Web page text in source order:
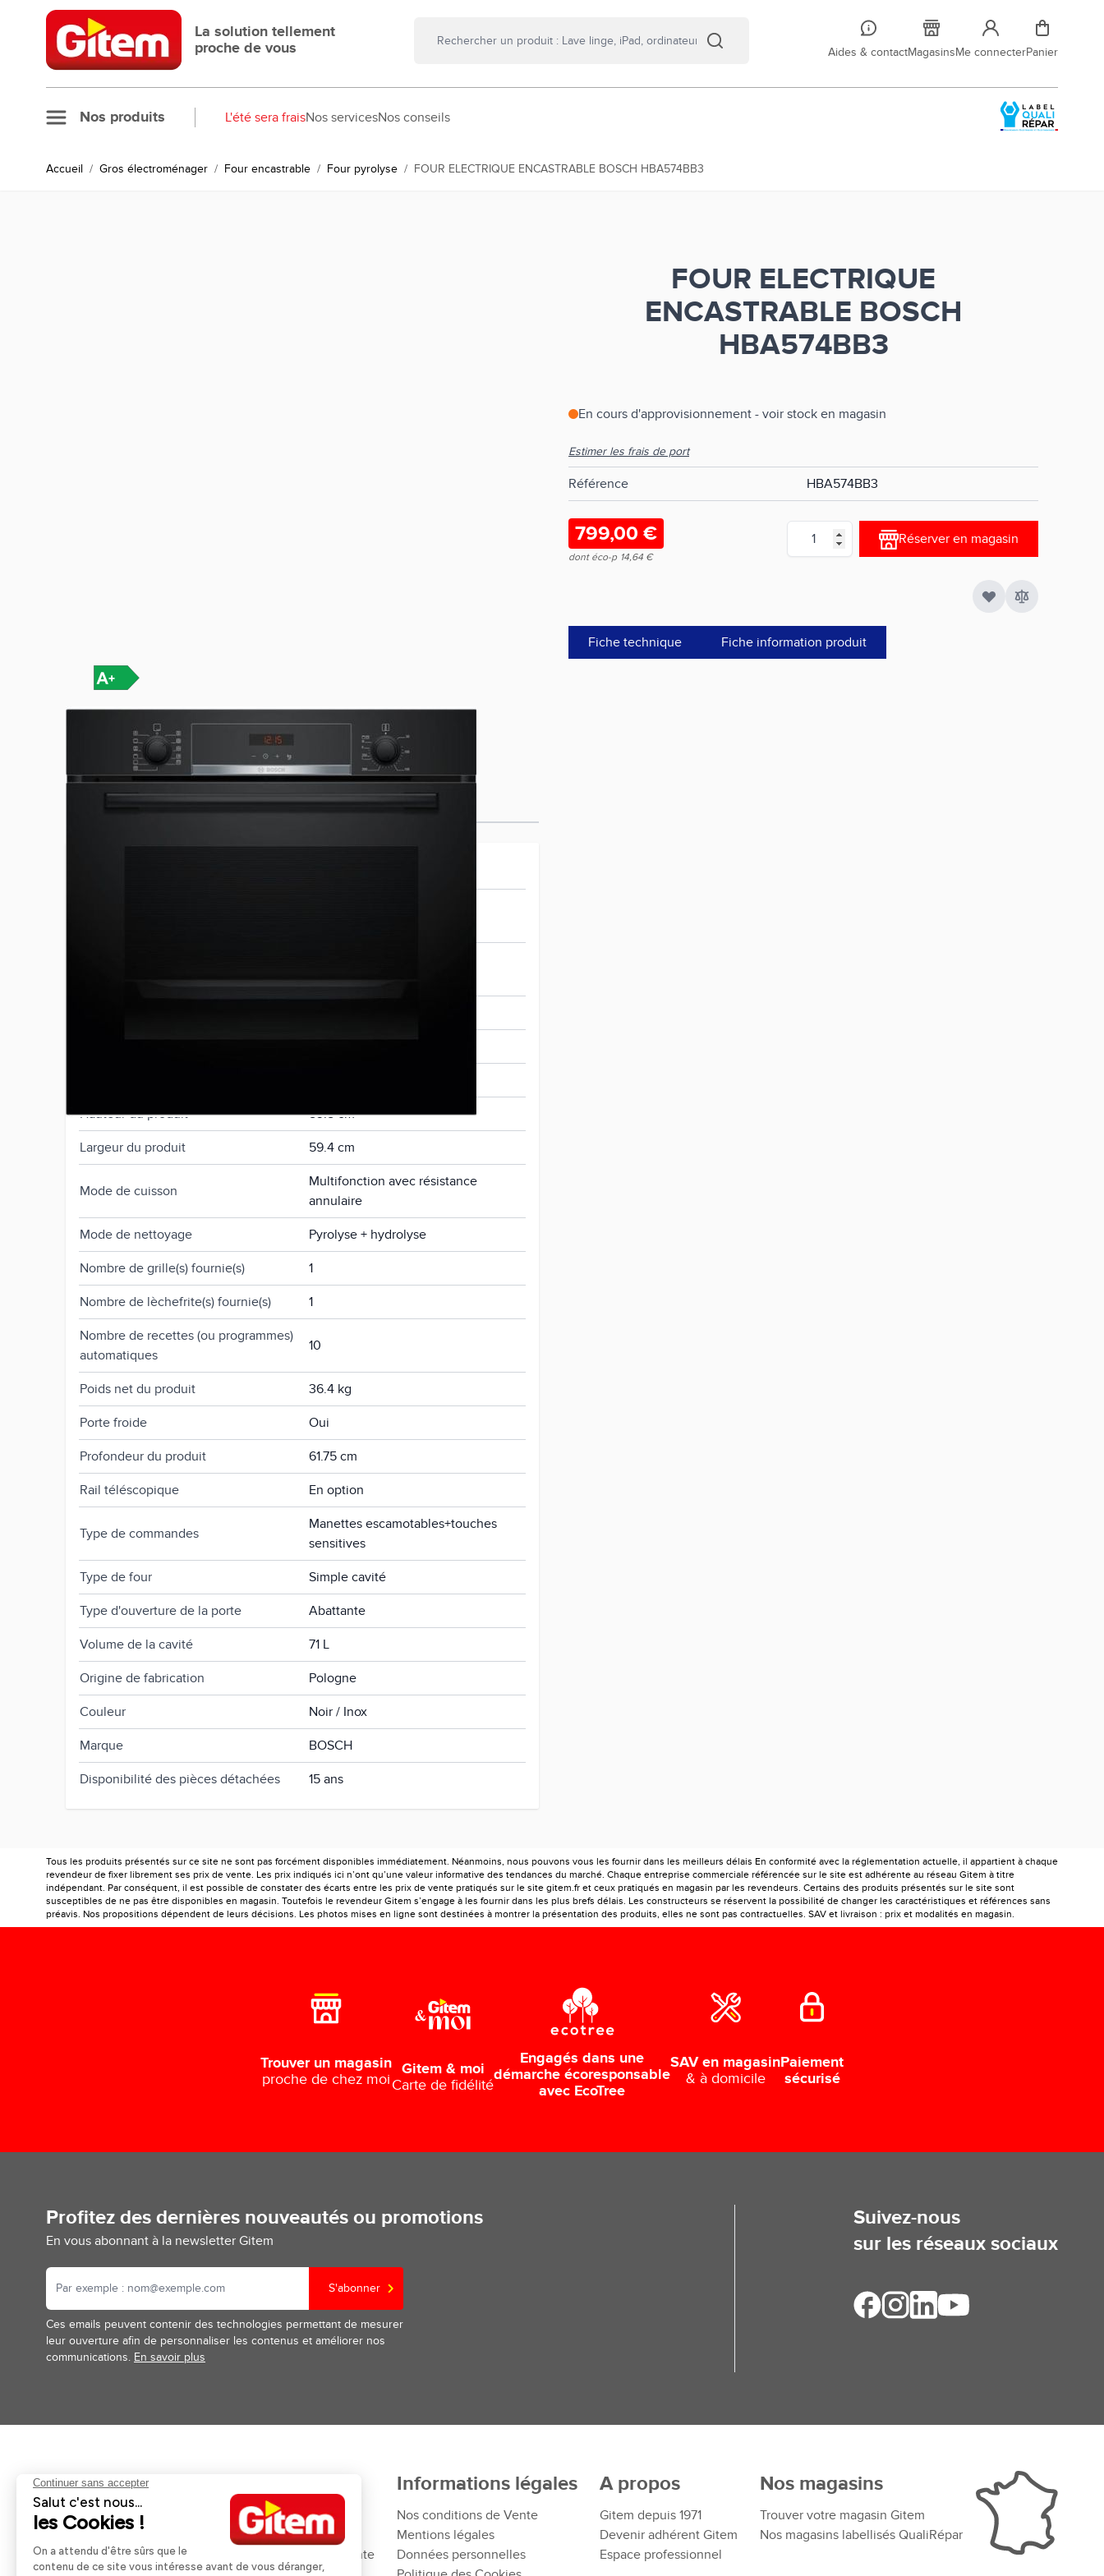
Allez au contenu
La solution tellement
proche de vous
Aides & contactMagasinsMe connecterPanier
Nos produits L'été sera fraisNos servicesNos conseils
Accueil / Gros électroménager / Four encastrable / Four pyrolyse / FOUR ELECTRIQUE ENCASTRABLE BOSCH HBA574BB3
FOUR ELECTRIQUE
ENCASTRABLE BOSCH
HBA574BB3
En cours d'approvisionnement - voir stock en magasin
Estimer les frais de port
Référence HBA574BB3
799,00 €
dont éco-p 14,64 €
Quantité
Réserver en magasin
Fiche technique Fiche information produit
Plus d’information
Hauteur du produit 59.5 cm
Largeur du produit 59.4 cm
Mode de cuisson
Multifonction avec résistance
annulaire
Mode de nettoyage Pyrolyse + hydrolyse
Nombre de grille(s) fournie(s) 1
Nombre de lèchefrite(s) fournie(s) 1
Nombre de recettes (ou programmes)
automatiques
10
Poids net du produit 36.4 kg
Porte froide Oui
Profondeur du produit 61.75 cm
Rail téléscopique En option
Type de commandes
Manettes escamotables+touches
sensitives
Type de four Simple cavité
Type d'ouverture de la porte Abattante
Volume de la cavité 71 L
Origine de fabrication Pologne
Couleur Noir / Inox
Marque BOSCH
Disponibilité des pièces détachées 15 ans
Tous les produits présentés sur ce site ne sont pas forcément disponibles immédiatement. Néanmoins, nous pouvons vous les fournir dans les meilleurs délais En conformité avec la réglementation actuelle, il appartient à chaque
revendeur de fixer librement ses prix de vente. Les prix indiqués ici n’ont qu’une valeur informative des tendances du marché. Chaque entreprise commerciale référencée sur le site est adhérente au réseau Gitem à titre
indépendant. Par conséquent, il est possible de constater des écarts entre les prix de vente pratiqués sur le site gitem.fr et ceux pratiqués en magasin par les revendeurs. Certains des produits présentés sur le site sont
susceptibles de ne pas être disponibles en magasin. Toutefois le revendeur Gitem s’engage à les fournir dans les plus brefs délais. Les constructeurs se réservent la possibilité de changer les caractéristiques et références sans
préavis. Nos propositions dépendent de leurs décisions. Les photos mises en ligne sont destinées à montrer la présentation des produits, elles ne sont pas contractuelles. SAV et livraison : prix et modalités en magasin.
Trouver un magasin
proche de chez moi
Gitem & moi
Carte de fidélité
Engagés dans une
démarche écoresponsable
avec EcoTree
SAV en magasin
& à domicile
Paiement
sécurisé
Profitez des dernières nouveautés ou promotions
En vous abonnant à la newsletter Gitem
S'abonner
Ces emails peuvent contenir des technologies permettant de mesurer
leur ouverture afin de personnaliser les contenus et améliorer nos
communications. En savoir plus
Suivez-nous
sur les réseaux sociaux
Aides et informations
Retour et remboursement
Nos guides d'achat
Pose et services
Financement
Service Après Vente
Informations légales
Nos conditions de Vente
Mentions légales
Données personnelles
A propos
Gitem depuis 1971
Devenir adhérent Gitem
Espace professionnel
Nos magasins
Trouver votre magasin Gitem
Nos magasins labellisés QualiRépar